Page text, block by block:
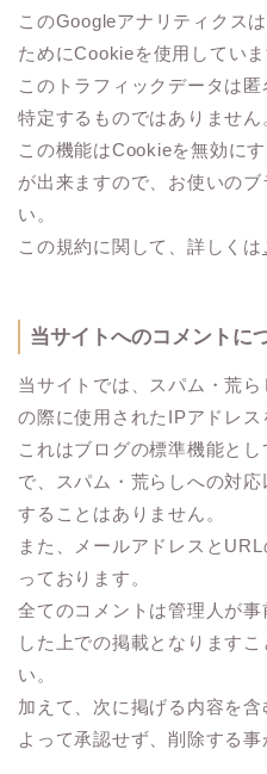
このGoogleアナリティクス
ためにCookieを使用していま
このトラフィックデータは
特定するものではありません
この機能はCookieを無効に
が出来ますので、お使いの
い。
この規約に関して、詳しくは
当サイトへのコメントに
当サイトでは、スパム・荒
の際に使用されたIPアドレス
これはブログの標準機能と
で、スパム・荒らしへの対
することはありません。
また、メールアドレスと
っております。
全てのコメントは管理人が
した上での掲載となります
い。
加えて、次に掲げる内容を
よって承認せず、削除する事